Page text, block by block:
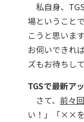
私自身、
場ということ
こうと思いま
お伺いできれ
ズもお待ちし
TGSで最新ア
さて、 前々
い！」「××を